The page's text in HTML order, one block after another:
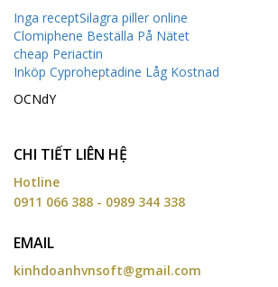
Inga receptSilagra piller online
Clomiphene Beställa På Nätet
cheap Periactin
Inköp Cyproheptadine Låg Kostnad
OCNdY
CHI TIẾT LIÊN HỆ
Hotline
0911 066 388 - 0989 344 338
EMAIL
kinhdoanhvnsoft@gmail.com